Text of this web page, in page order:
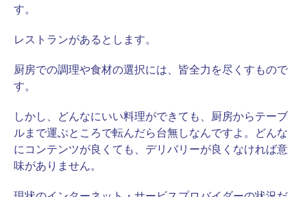
す。
レストランがあるとします。
厨房での調理や食材の選択には、皆全力を尽くすもので
す。
しかし、どんなにいい料理ができても、厨房からテーブ
ルまで運ぶところで転んだら台無しなんですよ。どんな
にコンテンツが良くても、デリバリーが良くなければ意
味がありません。